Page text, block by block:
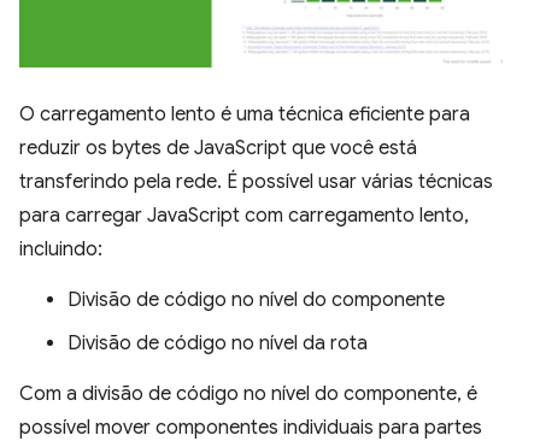
O carregamento lento é uma técnica eficiente para
reduzir os bytes de JavaScript que você está
transferindo pela rede. É possível usar várias técnicas
para carregar JavaScript com carregamento lento,
incluindo:
Divisão de código no nível do componente
Divisão de código no nível da rota
Com a divisão de código no nível do componente, é
possível mover componentes individuais para partes